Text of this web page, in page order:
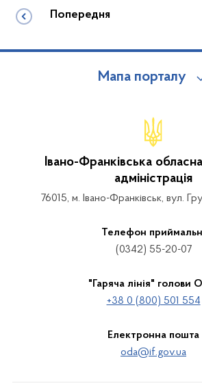
Попередня
Мапа порталу
Івано-Франківська
адміністрація
76015, м. Івано-Франківськ, вул.
Телефон
(0342) 55-20-07
"Гаряча лінія" голови
+38 0 (800) 501 554
Електронна пошта
oda@if.gov.ua